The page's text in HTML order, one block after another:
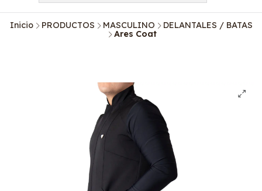
Inicio PRODUCTOS MASCULINO
DELANTALES / BATAS
Ares Coat